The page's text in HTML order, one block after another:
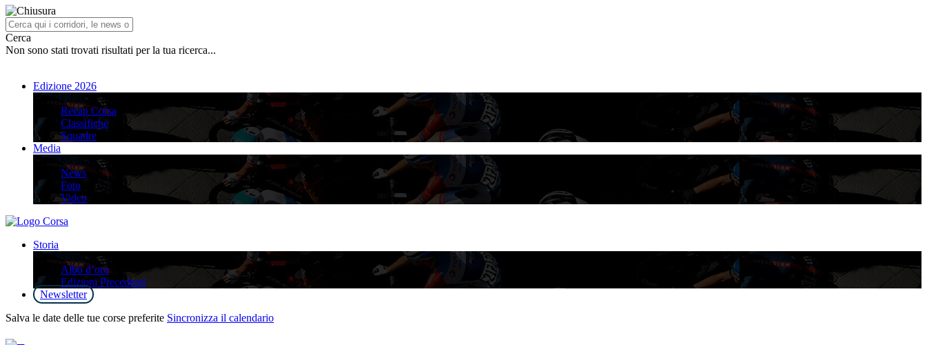
Cerca
Non sono stati trovati risultati per la tua ricerca...
Edizione 2026
Edizione 2026
Recap Corsa
Classifiche
Squadre
Media
Media
News
Foto
Video
Storia
Storia
Albo d’oro
Edizioni Precedenti
Newsletter
Salva le date delle tue corse preferite Sincronizza il calendario